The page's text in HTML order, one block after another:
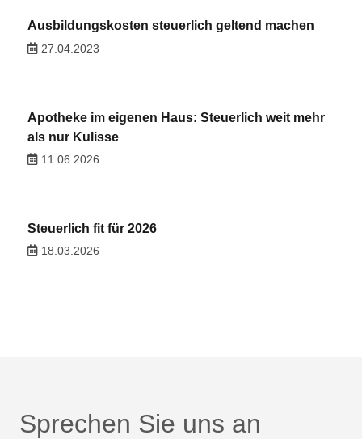
Ausbildungskosten steuerlich geltend machen
27.04.2023
Apotheke im eigenen Haus: Steuerlich weit mehr
als nur Kulisse
11.06.2026
Steuerlich fit für 2026
18.03.2026
Sprechen Sie uns an